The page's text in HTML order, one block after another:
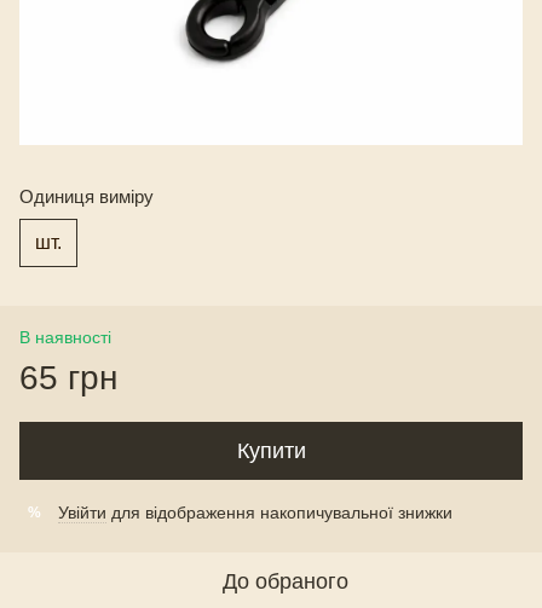
Одиниця виміру
шт.
В наявності
65 грн
Купити
% Увійти для відображення накопичувальної знижки
До обраного